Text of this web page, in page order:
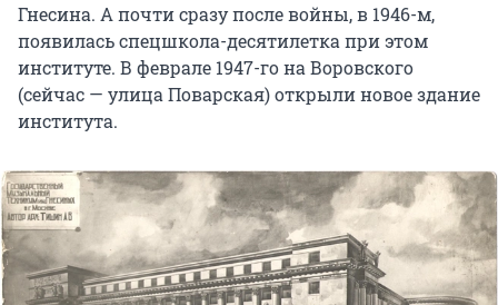
Гнесина. А почти сразу после войны, в 1946-м,
появилась спецшкола-десятилетка при этом
институте. В феврале 1947-го на Воровского
(сейчас — улица Поварская) открыли новое здание
института.